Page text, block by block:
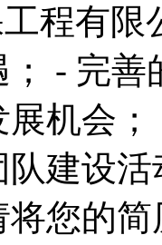
程有
- 完
机会
建设
您的